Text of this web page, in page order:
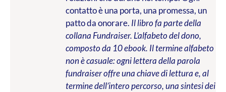
contatto è una porta, una promessa, un
patto da onorare. Il libro fa parte della
collana Fundraiser. L’alfabeto del dono,
composto da 10 ebook. Il termine alfabeto
non è casuale: ogni lettera della parola
fundraiser offre una chiave di lettura e, al
termine dell’intero percorso, una sintesi dei